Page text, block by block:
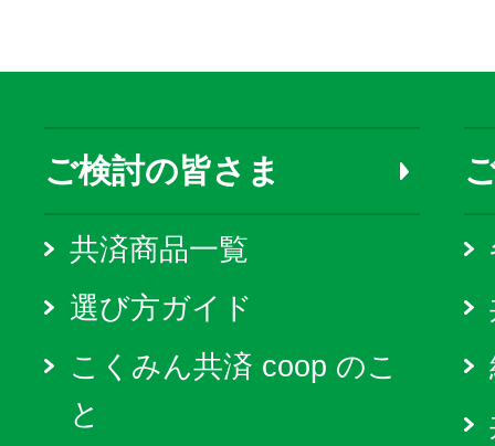
ご検討の皆さま
共済商品一覧
選び方ガイド
こくみん共済 coop のこ
と